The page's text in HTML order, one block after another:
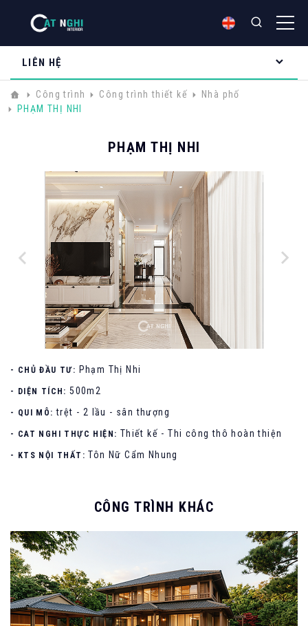
LIÊN HỆ
Công trình Công trình thiết kế
Nhà phố
PHẠM THỊ NHI
PHẠM THỊ NHI
- CHỦ ĐẦU TƯ: Phạm Thị Nhi
- DIỆN TÍCH:500m2
- QUI MÔ:trệt - 2 lầu - sân thượng
- CAT NGHI THỰC HIỆN: Thiết kế - Thi công thô hoàn thiện
- KTS NỘI THẤT: Tôn Nữ Cẩm Nhung
CÔNG TRÌNH KHÁC